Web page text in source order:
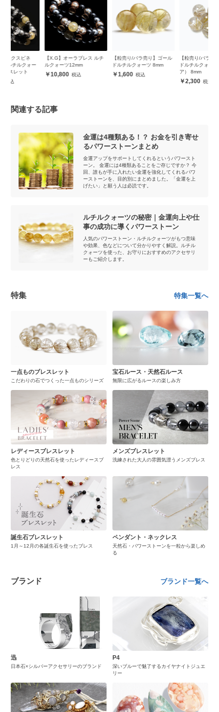
【X.G】オーラブレス ルチ
ルクォーツ12mm
10,800
【粒売り/バラ売り】ゴール
ドルチルクォーツ 8mm
【粒売り/バラ売り】ゴール
ドルチルクォーツ（クリ
関連する記事
金運は4種類ある！？ お金を引き寄せ
るパワーストーンまとめ
金運アップをサポートしてくれるというパワースト
ーン。 金運には4種類あることをご存じですか？ 今
回、誰もが手に入れたい金運を強化してくれるパワ
ーストーンを、目的別にまとめました。「金運を上
げたい」と願う人は必読です。
ルチルクォーツの秘密｜金運向上や仕
事の成功に導くパワーストーン
人気のパワーストーン・ルチルクォーツがもつ意味
や効果、色などについて分かりやすく解説。ルチル
クォーツを使った、お守りにおすすめのアクセサリ
ーもご紹介します。
特集 特集一覧へ
一点ものブレスレット
こだわりの石でつくった一点ものシリーズ
宝石ルース・天然石ルース
無限に広がるルースの楽しみ方
レディースブレスレット
色とりどりの天然石を使ったレディースブ
レス
メンズブレスレット
洗練された大人の雰囲気漂うメンズブレス
誕生石ブレスレット
1月～12月の各誕生石を使ったブレス
ペンダント・ネックレス
天然石・パワーストーンを一粒から楽しめ
る
ブランド ブランド一覧へ
迅
日本石×シルバーアクセサリーのブランド
P4
深いブルーで魅了するカイヤナイトジュエ
リー